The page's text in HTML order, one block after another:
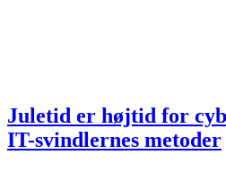
Juletid er højtid for
IT-svindlernes metoder